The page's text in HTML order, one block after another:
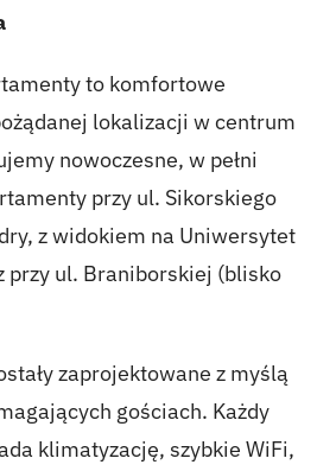
to komfortowe
lokalizacji w centrum
nowoczesne, w pełni
przy ul. Sikorskiego
z widokiem na Uniwersytet
przy ul. Braniborskiej (blisko
zaprojektowane z myślą
gościach. Każdy
klimatyzację, szybkie WiFi,